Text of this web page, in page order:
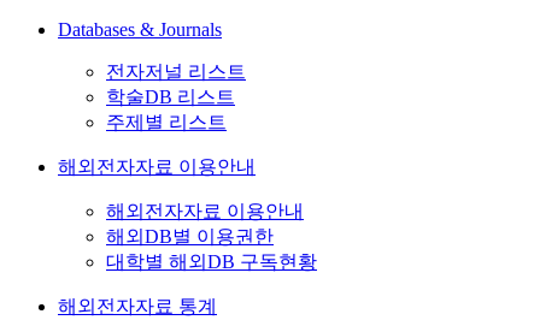
Databases & Journals
전자저널 리스트
학술DB 리스트
주제별 리스트
해외전자자료 이용안내
해외전자자료 이용안내
해외DB별 이용권한
대학별 해외DB 구독현황
해외전자자료 통계